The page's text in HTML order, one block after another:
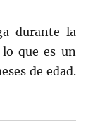
durante la
que es un
de edad.